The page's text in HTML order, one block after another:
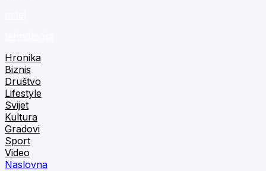
Hronika
Biznis
Društvo
Lifestyle
Svijet
Kultura
Gradovi
Sport
Video
Naslovna